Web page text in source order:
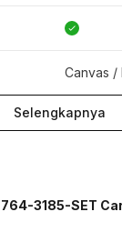
Canvas /
Selengkapnya
3185-SET